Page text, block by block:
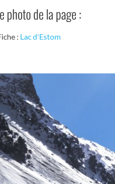
photo de la page :
: Lac d'Estom